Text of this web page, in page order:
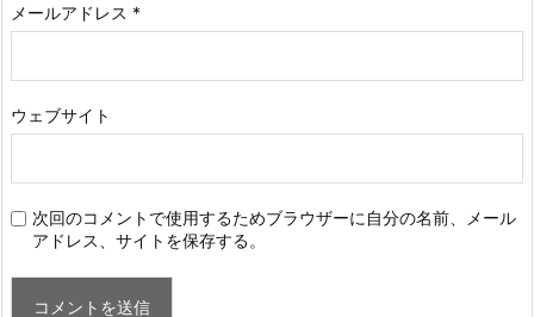
メールアドレス *
ウェブサイト
次回のコメントで使用するためブラウザーに自分の名前、メール
アドレス、サイトを保存する。